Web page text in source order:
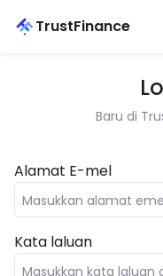
TrustFinance
Baru di
Alamat E-mel
Kata laluan